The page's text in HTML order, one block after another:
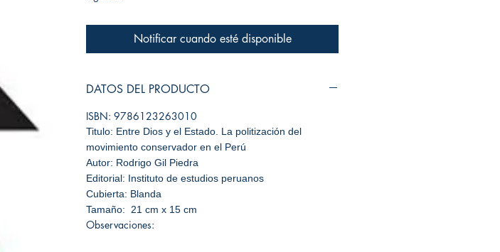
Notificar cuando esté disponible
DATOS DEL PRODUCTO
ISBN: 9786123263010
Titulo: Entre Dios y el Estado. La politización del
movimiento conservador en el Perú
Autor: Rodrigo Gil Piedra
Editorial: Instituto de estudios peruanos
Cubierta: Blanda
Tamaño: 21 cm x 15 cm
Observaciones: